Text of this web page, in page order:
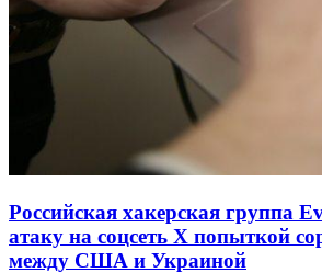
Российская хакерская группа
атаку на соцсеть Х попыткой
между США и Украиной